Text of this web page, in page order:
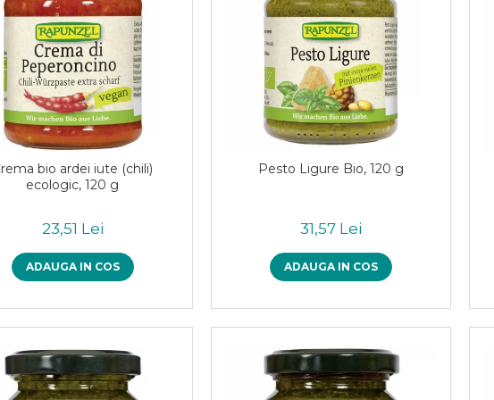
bio ardei iute (chili)
ecologic, 120 g
23,51 Lei
ADAUGA IN COS
Pesto Ligure Bio, 120 g
31,57 Lei
ADAUGA IN COS